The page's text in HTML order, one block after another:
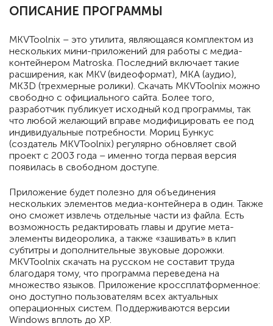
ОПИСАНИЕ ПРОГРАММЫ
MKVToolnix – это утилита, являющаяся комплектом из
нескольких мини-приложений для работы с медиа-
контейнером Matroska. Последний включает такие
расширения, как MKV (видеоформат), MKA (аудио),
MK3D (трехмерные ролики). Скачать MKVToolnix можно
свободно с официального сайта. Более того,
разработчик публикует исходный код программы, так
что любой желающий вправе модифицировать ее под
индивидуальные потребности. Мориц Бункус
(создатель MKVToolnix) регулярно обновляет свой
проект с 2003 года – именно тогда первая версия
появилась в свободном доступе.
Приложение будет полезно для объединения
нескольких элементов медиа-контейнера в один. Также
оно сможет извлечь отдельные части из файла. Есть
возможность редактировать главы и другие мета-
элементы видеоролика, а также «зашивать» в клип
субтитры и дополнительные звуковые дорожки.
MKVToolnix скачать на русском не составит труда
благодаря тому, что программа переведена на
множество языков. Приложение кроссплатформенное:
оно доступно пользователям всех актуальных
операционных систем. Поддерживаются версии
Windows вплоть до XP.